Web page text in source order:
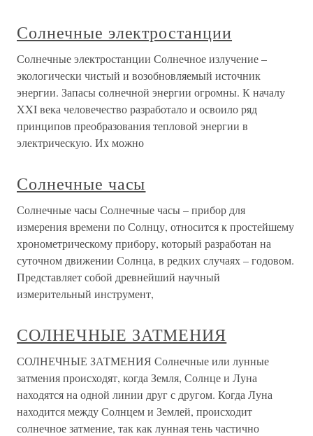
Солнечные электростанции
Солнечные электростанции Солнечное излучение –
экологически чистый и возобновляемый источник
энергии. Запасы солнечной энергии огромны. К началу
XXI века человечество разработало и освоило ряд
принципов преобразования тепловой энергии в
электрическую. Их можно
Солнечные часы
Солнечные часы Солнечные часы – прибор для
измерения времени по Солнцу, относится к простейшему
хронометрическому прибору, который разработан на
суточном движении Солнца, в редких случаях – годовом.
Представляет собой древнейший научный
измерительный инструмент,
СОЛНЕЧНЫЕ ЗАТМЕНИЯ
СОЛНЕЧНЫЕ ЗАТМЕНИЯ Солнечные или лунные
затмения происходят, когда Земля, Солнце и Луна
находятся на одной линии друг с другом. Когда Луна
находится между Солнцем и Землей, происходит
солнечное затмение, так как лунная тень частично